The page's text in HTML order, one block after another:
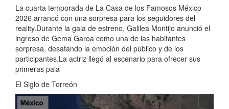
La cuarta temporada de La Casa de los Famosos México
2026 arrancó con una sorpresa para los seguidores del
reality.Durante la gala de estreno, Galilea Montijo anunció el
ingreso de Gema Garoa como una de las habitantes
sorpresa, desatando la emoción del público y de los
participantes.La actriz llegó al escenario para ofrecer sus
primeras pala
El Siglo de Torreón